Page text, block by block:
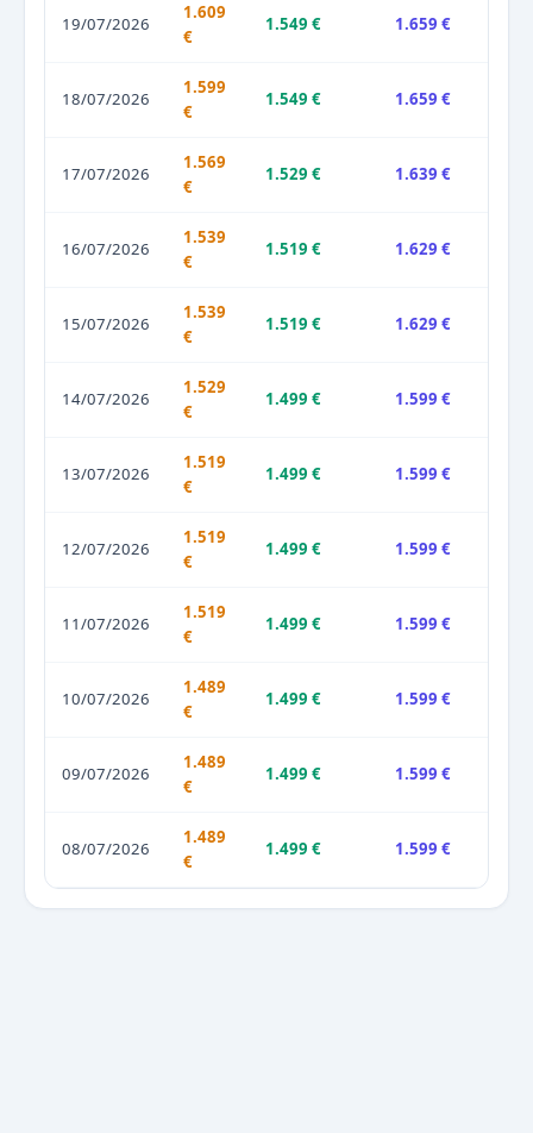
19/07/2026
1.609
€
1.549 € 1.659 €
18/07/2026
1.599
€
1.549 € 1.659 €
17/07/2026
1.569
€
1.529 € 1.639 €
16/07/2026
1.539
€
1.519 € 1.629 €
15/07/2026
1.539
€
1.519 € 1.629 €
14/07/2026
1.529
€
1.499 € 1.599 €
13/07/2026
1.519
€
1.499 € 1.599 €
12/07/2026
1.519
€
1.499 € 1.599 €
11/07/2026
1.519
€
1.499 € 1.599 €
10/07/2026
1.489
€
1.499 € 1.599 €
09/07/2026
1.489
€
1.499 € 1.599 €
08/07/2026
1.489
€
1.499 € 1.599 €